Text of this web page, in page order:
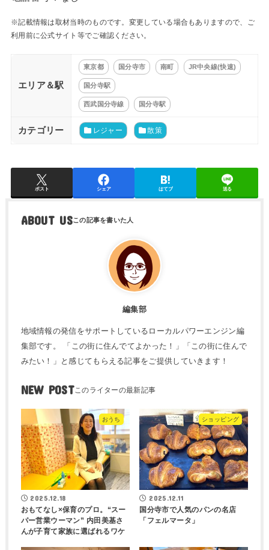
※記載情報は取材当時のものです。変更している場合もありますので、ご
利用前に公式サイト等でご確認ください。
エリア＆駅
東京都 国分寺市 南町 JR中央線(快速)
国分寺駅
西武国分寺線 国分寺駅
カテゴリー レジャー 散策
ポスト シェア はてブ 送る
ABOUT US
編集部
地域情報の発信をサポートしているローカルパワーエンジン編
集部です。 「この街に住んでてよかった！」「この街に住んで
みたい！」と感じてもらえる記事をご提供していきます！
NEW POST
おうち
2025.12.18
おもてなし×保育のプロ。“スー
パー営業ウーマン” 内田美基さ
んが子育て家族に選ばれるワケ
ショッピング
2025.12.11
国分寺市で人気のパンの名店
「フェルマータ」